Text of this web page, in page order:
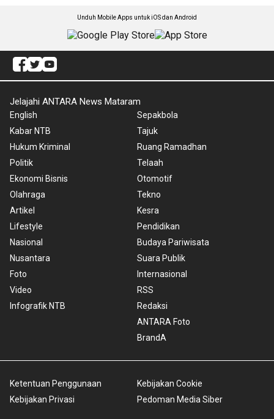
Unduh Mobile Apps untuk iOS dan Android
Jelajahi ANTARA News Mataram
English
Kabar NTB
Hukum Kriminal
Politik
Ekonomi Bisnis
Olahraga
Artikel
Lifestyle
Nasional
Nusantara
Foto
Video
Infografik NTB
Sepakbola
Tajuk
Ruang Ramadhan
Telaah
Otomotif
Tekno
Kesra
Pendidikan
Budaya Pariwisata
Suara Publik
Internasional
RSS
Redaksi
ANTARA Foto
BrandA
Ketentuan Penggunaan
Kebijakan Privasi
Kebijakan Cookie
Pedoman Media Siber